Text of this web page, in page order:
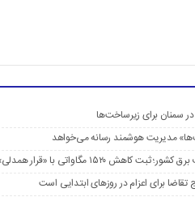
مدیریت هوشمند رسانه می‌خواهد
مگاواتی با «قرار همدلی» مردم